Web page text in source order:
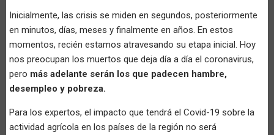
Inicialmente, las crisis se miden en segundos, posteriormente
en minutos, días, meses y finalmente en años. En estos
momentos, recién estamos atravesando su etapa inicial. Hoy
nos preocupan los muertos que deja día a día el coronavirus,
pero más adelante serán los que padecen hambre,
desempleo y pobreza.
Para los expertos, el impacto que tendrá el Covid-19 sobre la
actividad agrícola en los países de la región no será